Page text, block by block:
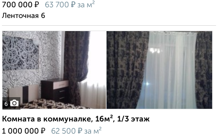
700 000 ₽ 63 700 ₽ за м²
Ленточная 6
6
Комната в коммуналке, 16м², 1/3 этаж
1 000 000 ₽ 62 500 ₽ за м²